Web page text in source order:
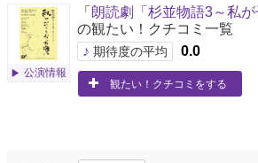
t
公演情報
「 朗読劇「杉並物語3～私が
の観たい！クチコミ一覧
♪ 期待度の平均 0.0
観たい！クチコミをする